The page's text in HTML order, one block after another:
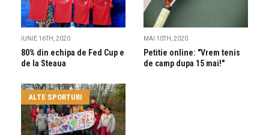
IUNIE 16TH, 2020
80% din echipa de Fed Cup e
de la Steaua
MAI 10TH, 2020
Petitie online: "Vrem tenis
de camp dupa 15 mai!"
ALTE SPORTURI